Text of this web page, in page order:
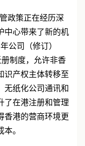
政策正在经历深
中心带来了新的机
公司（修订）
制度，允许非香
识产权主体转移至
无纸化公司通讯和
了在港注册和管理
香港的营商环境更
。